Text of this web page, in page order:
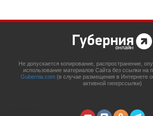
Не допускается копирование, распространение,
использование материалов Сайта без ссылки на
Gubernia.com (в случае размещения в Интернете
активной гиперссылки)